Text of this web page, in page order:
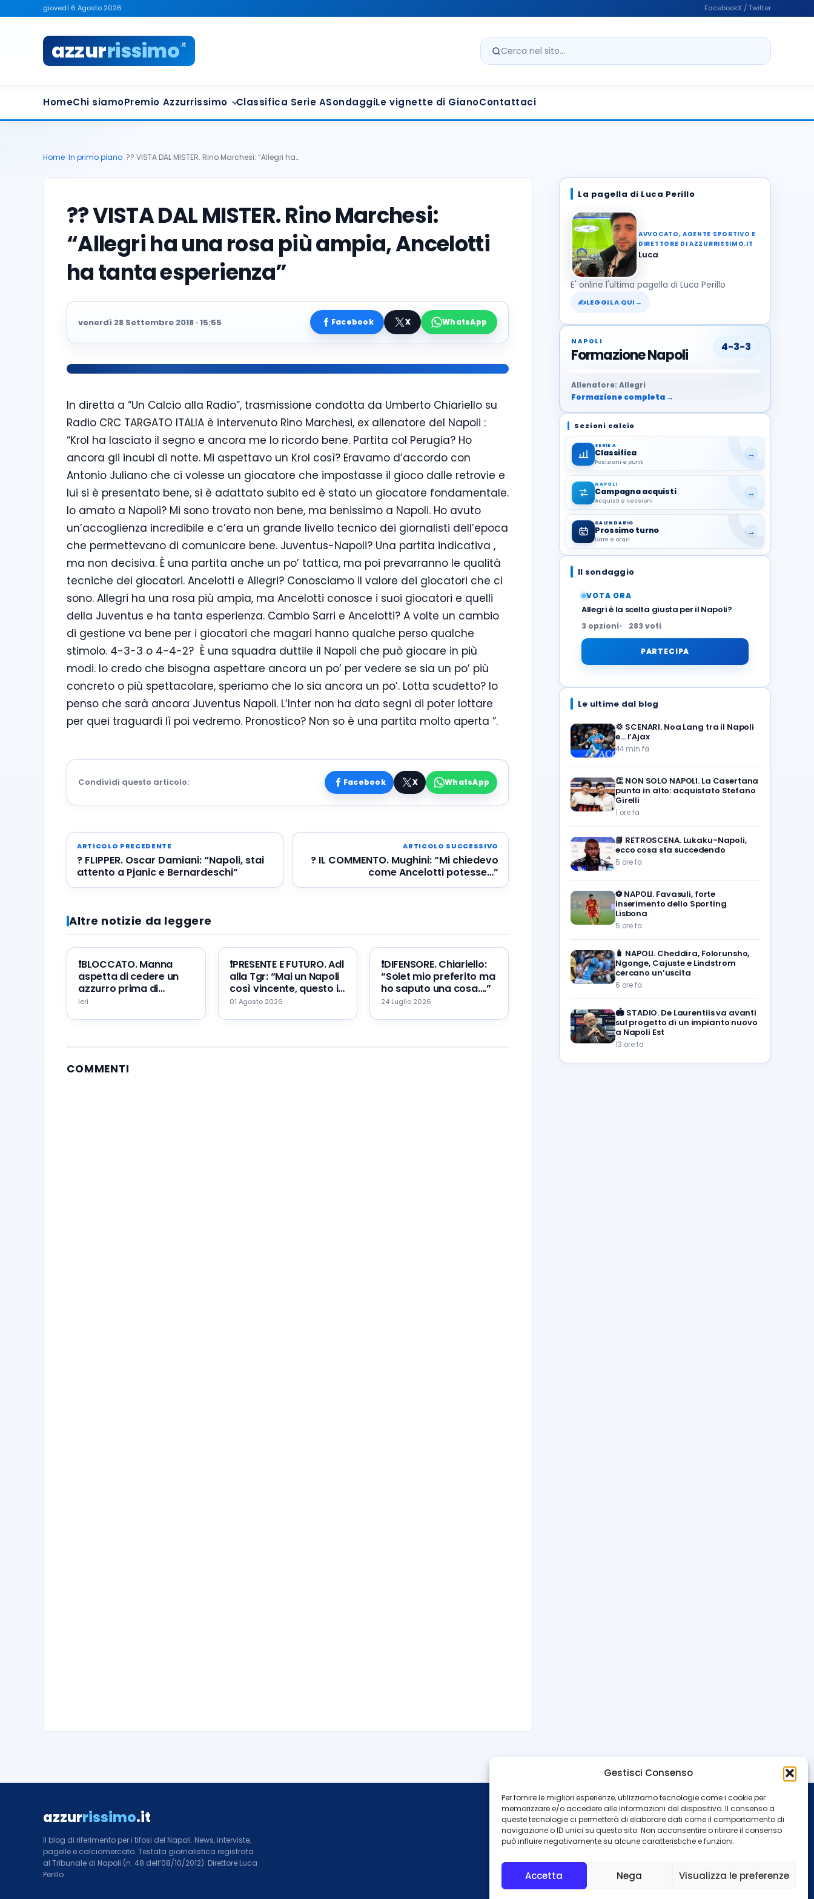
Gestisci Consenso
Per fornire le migliori esperienze, utilizziamo tecnologie come i cookie per
memorizzare e/o accedere alle informazioni del dispositivo. Il consenso a
queste tecnologie ci permetterà di elaborare dati come il comportamento di
navigazione o ID unici su questo sito. Non acconsentire o ritirare il consenso
può influire negativamente su alcune caratteristiche e funzioni.
Accetta Nega Visualizza le preferenze
giovedì 6 Agosto 2026 FacebookX / Twitter
azzurrissimo.it
Cerca nel sito
HomeChi siamoPremio Azzurrissimo Classifica Serie ASondaggiLe vignette di GianoContattaci
Home In primo piano ?? VISTA DAL MISTER. Rino Marchesi: “Allegri ha…
?? VISTA DAL MISTER. Rino Marchesi:
“Allegri ha una rosa più ampia, Ancelotti
ha tanta esperienza”
venerdì 28 Settembre 2018 · 15:55 Facebook X WhatsApp
In diretta a “Un Calcio alla Radio”, trasmissione condotta da Umberto Chiariello su
Radio CRC TARGATO ITALIA è intervenuto Rino Marchesi, ex allenatore del Napoli :
“Krol ha lasciato il segno e ancora me lo ricordo bene. Partita col Perugia? Ho
ancora gli incubi di notte. Mi aspettavo un Krol così? Eravamo d’accordo con
Antonio Juliano che ci volesse un giocatore che impostasse il gioco dalle retrovie e
lui si è presentato bene, si è adattato subito ed è stato un giocatore fondamentale.
Io amato a Napoli? Mi sono trovato non bene, ma benissimo a Napoli. Ho avuto
un’accoglienza incredibile e c’era un grande livello tecnico dei giornalisti dell’epoca
che permettevano di comunicare bene. Juventus-Napoli? Una partita indicativa ,
ma non decisiva. È una partita anche un po’ tattica, ma poi prevarranno le qualità
tecniche dei giocatori. Ancelotti e Allegri? Conosciamo il valore dei giocatori che ci
sono. Allegri ha una rosa più ampia, ma Ancelotti conosce i suoi giocatori e quelli
della Juventus e ha tanta esperienza. Cambio Sarri e Ancelotti? A volte un cambio
di gestione va bene per i giocatori che magari hanno qualche perso qualche
stimolo. 4-3-3 o 4-4-2? È una squadra duttile il Napoli che può giocare in più
modi. Io credo che bisogna aspettare ancora un po’ per vedere se sia un po’ più
concreto o più spettacolare, speriamo che lo sia ancora un po’. Lotta scudetto? Io
penso che sarà ancora Juventus Napoli. L’Inter non ha dato segni di poter lottare
per quei traguardi lì poi vedremo. Pronostico? Non so è una partita molto aperta ”.
Condividi questo articolo: Facebook X WhatsApp
ARTICOLO PRECEDENTE
? FLIPPER. Oscar Damiani: “Napoli, stai
attento a Pjanic e Bernardeschi”
ARTICOLO SUCCESSIVO
? IL COMMENTO. Mughini: “Mi chiedevo
come Ancelotti potesse…”
Altre notizie da leggere
❗️BLOCCATO. Manna
aspetta di cedere un
azzurro prima di
portare Zeballos al
Ieri
❗️PRESENTE E FUTURO. Adl
alla Tgr: “Mai un Napoli
così vincente, questo il
mio errore ed il mio
01 Agosto 2026
❗️DIFENSORE. Chiariello:
“Solet mio preferito ma
ho saputo una cosa….”
24 Luglio 2026
COMMENTI
La pagella di Luca Perillo
AVVOCATO, AGENTE SPORTIVO E
DIRETTORE DI AZZURRISSIMO.IT
Luca
E' online l'ultima pagella di Luca Perillo
✍LEGGILA QUI →
NAPOLI
Formazione Napoli 4-3-3
Allenatore: Allegri
Formazione completa →
Sezioni calcio
SERIE A
Classifica
Posizioni e punti
→
NAPOLI
Campagna acquisti
Acquisti e cessioni
→
CALENDARIO
Prossimo turno
Date e orari
→
Il sondaggio
VOTA ORA
Allegri è la scelta giusta per il Napoli?
3 opzioni 283 voti
PARTECIPA
Le ultime dal blog
💢 SCENARI. Noa Lang tra il Napoli
e… l’Ajax
44 min fa
👏 NON SOLO NAPOLI. La Casertana
punta in alto: acquistato Stefano
Girelli
1 ore fa
📘 RETROSCENA. Lukaku-Napoli,
ecco cosa sta succedendo
5 ore fa
⚽️ NAPOLI. Favasuli, forte
inserimento dello Sporting
Lisbona
5 ore fa
🧳 NAPOLI. Cheddira, Folorunsho,
Ngonge, Cajuste e Lindstrom
cercano un’uscita
6 ore fa
🏟️ STADIO. De Laurentiis va avanti
sul progetto di un impianto nuovo
a Napoli Est
13 ore fa
azzurrissimo.it
Il blog di riferimento per i tifosi del Napoli. News, interviste,
pagelle e calciomercato. Testata giornalistica registrata
al Tribunale di Napoli (n. 48 dell’08/10/2012). Direttore Luca
Perillo
INFO
Redazione
Contattaci